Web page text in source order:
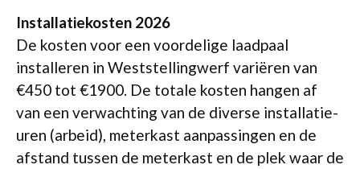
Installatiekosten 2026
De kosten voor een voordelige laadpaal
installeren in Weststellingwerf variëren van
€450 tot €1900. De totale kosten hangen af
van een verwachting van de diverse installatie-
uren (arbeid), meterkast aanpassingen en de
afstand tussen de meterkast en de plek waar de